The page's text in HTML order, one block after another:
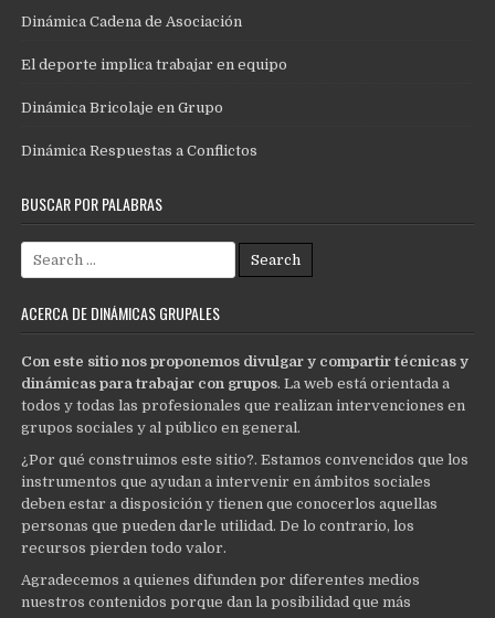
Dinámica Cadena de Asociación
El deporte implica trabajar en equipo
Dinámica Bricolaje en Grupo
Dinámica Respuestas a Conflictos
BUSCAR POR PALABRAS
Search
for:
ACERCA DE DINÁMICAS GRUPALES
Con este sitio nos proponemos divulgar y compartir técnicas y
dinámicas para trabajar con grupos. La web está orientada a
todos y todas las profesionales que realizan intervenciones en
grupos sociales y al público en general.
¿Por qué construimos este sitio?. Estamos convencidos que los
instrumentos que ayudan a intervenir en ámbitos sociales
deben estar a disposición y tienen que conocerlos aquellas
personas que pueden darle utilidad. De lo contrario, los
recursos pierden todo valor.
Agradecemos a quienes difunden por diferentes medios
nuestros contenidos porque dan la posibilidad que más